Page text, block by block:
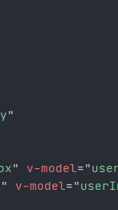
"
" v-model="
" v-model="